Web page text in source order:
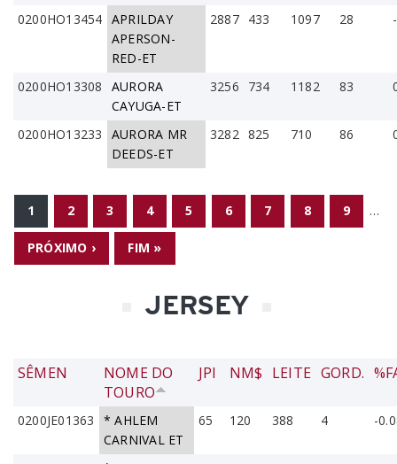
0200HO13454 APRILDAY
APERSON-
RED-ET
2887 433 1097 28
0200HO13308
AURORA
CAYUGA-ET
3256 734 1182 83
0200HO13233
AURORA MR
DEEDS-ET
3282 825 710 86
1 2 3 4 5 6 7 8 9 …
PRÓXIMO › FIM »
JERSEY
SÊMEN
NOME DO
TOURO
JPI NM$ LEITE GORD.
0200JE01363
* AHLEM
CARNIVAL ET
65 120 388 4 -